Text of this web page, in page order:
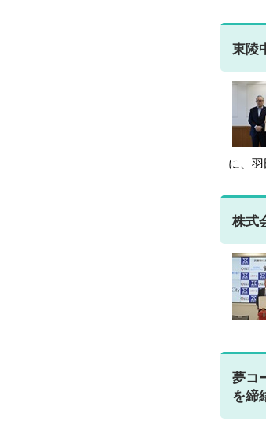
東陵
に、
株式
夢コ
を締